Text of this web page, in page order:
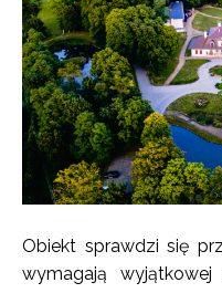
Obiekt sprawdzi się
wymagają